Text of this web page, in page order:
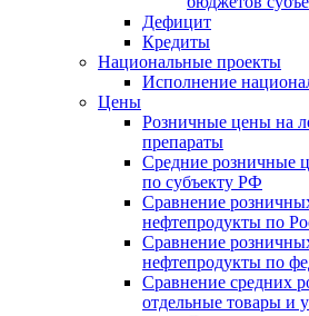
Дефицит
Кредиты
Национальные проекты
Исполнение
Цены
Розничные цены на
препараты
Средние розничные
по субъекту РФ
Сравнение
нефтепродукты по
Сравнение
нефтепродукты по
Сравнение средних
отдельные товары и